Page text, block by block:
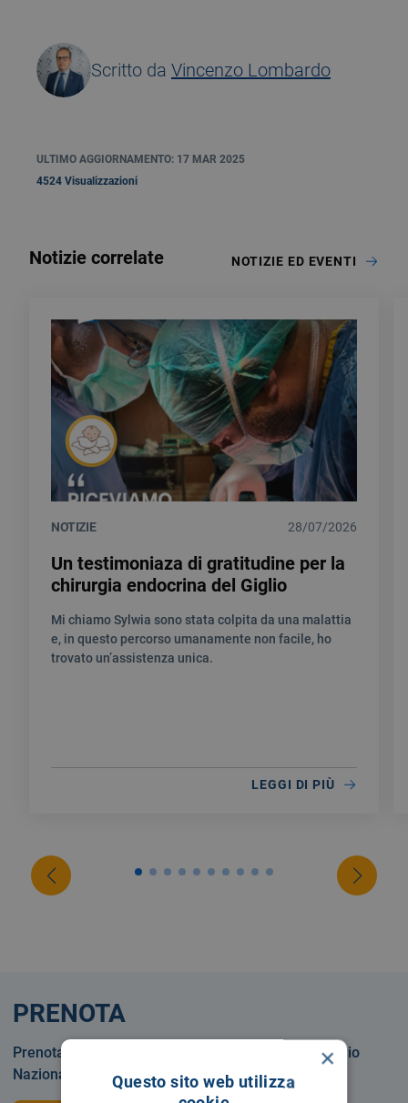
Scritto da Vincenzo Lombardo
ULTIMO AGGIORNAMENTO: 17 MAR 2025
4524 Visualizzazioni
Notizie correlate NOTIZIE ED EVENTI
NOTIZIE 28/07/2026
Un testimoniaza di gratitudine per la
chirurgia endocrina del Giglio
Mi chiamo Sylwia sono stata colpita da una malattia
e, in questo percorso umanamente non facile, ho
trovato un’assistenza unica.
LEGGI DI PIÙ
PRENOTA
Prenotare una visita o un esame in Servizio Sanitario
Nazionale o privatamente.
×
Questo sito web utilizza